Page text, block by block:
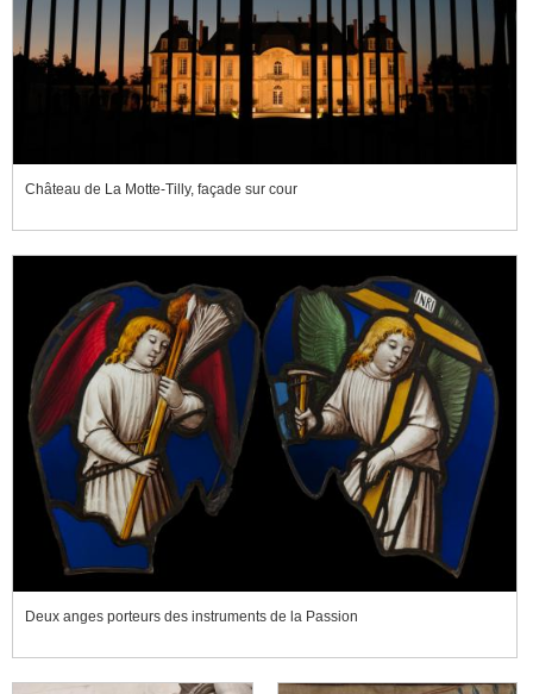
Château de La Motte-Tilly, façade sur cour
Deux anges porteurs des instruments de la Passion